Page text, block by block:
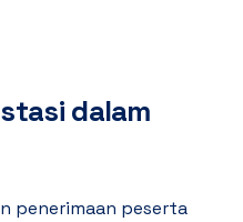
dalam
penerimaan peserta